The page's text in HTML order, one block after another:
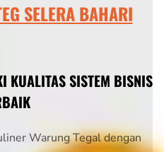
SELERA BAHARI
KUALITAS SISTEM BISNIS
Warung Tegal dengan